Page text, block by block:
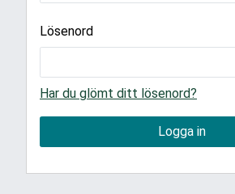
Lösenord
Har du glömt ditt lösenord?
Logga in